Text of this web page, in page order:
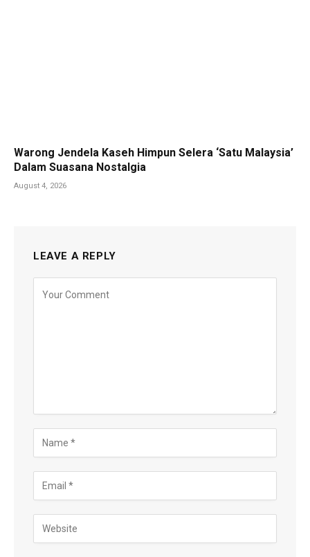
Warong Jendela Kaseh Himpun Selera ‘Satu Malaysia’
Dalam Suasana Nostalgia
August 4, 2026
LEAVE A REPLY